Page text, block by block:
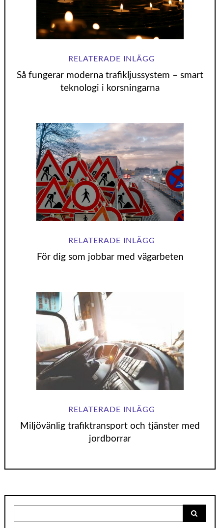
Så fungerar moderna trafikljussystem – smart
teknologi i korsningarna
För dig som jobbar med vägarbeten
Miljövänlig trafiktransport och tjänster med
jordborrar